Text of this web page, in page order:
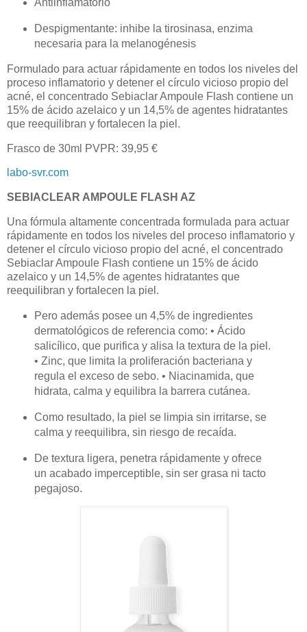
Antiinflamatorio
Despigmentante: inhibe la tirosinasa, enzima
necesaria para la melanogénesis
Formulado para actuar rápidamente en todos los niveles del
proceso inflamatorio y detener el círculo vicioso propio del
acné, el concentrado Sebiaclar Ampoule Flash contiene un
15% de ácido azelaico y un 14,5% de agentes hidratantes
que reequilibran y fortalecen la piel.
Frasco de 30ml PVPR: 39,95 €
labo-svr.com
SEBIACLEAR AMPOULE FLASH AZ
Una fórmula altamente concentrada formulada para actuar
rápidamente en todos los niveles del proceso inflamatorio y
detener el círculo vicioso propio del acné, el concentrado
Sebiaclar Ampoule Flash contiene un 15% de ácido
azelaico y un 14,5% de agentes hidratantes que
reequilibran y fortalecen la piel.
Pero además posee un 4,5% de ingredientes
dermatológicos de referencia como: • Ácido
salicílico, que purifica y alisa la textura de la piel.
• Zinc, que limita la proliferación bacteriana y
regula el exceso de sebo. • Niacinamida, que
hidrata, calma y equilibra la barrera cutánea.
Como resultado, la piel se limpia sin irritarse, se
calma y reequilibra, sin riesgo de recaída.
De textura ligera, penetra rápidamente y ofrece
un acabado imperceptible, sin ser grasa ni tacto
pegajoso.